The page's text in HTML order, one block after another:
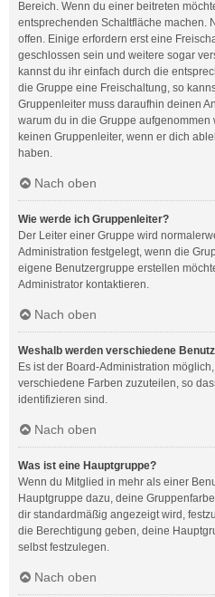
Bereich. Wenn du einer beitreten
entsprechenden Schaltfläche machen.
offen. Einige erfordern erst eine
geschlossen sein und weitere sogar
kannst du ihr einfach durch die
die Gruppe eine Freischaltung, so
Gruppenleiter muss daraufhin deinen
warum du in die Gruppe aufgenommen
keinen Gruppenleiter, wenn er dich
haben.
Nach oben
Wie werde ich Gruppenleiter?
Der Leiter einer Gruppe wird
Administration festgelegt, wenn die
eigene Benutzergruppe erstellen
Administrator kontaktieren.
Nach oben
Weshalb werden verschiedene
Es ist der Board-Administration
verschiedene Farben zuzuteilen, so
identifizieren sind.
Nach oben
Was ist eine Hauptgruppe?
Wenn du Mitglied in mehr als einer
Hauptgruppe dazu, deine
dir standardmäßig angezeigt wird,
die Berechtigung geben, deine
selbst festzulegen.
Nach oben